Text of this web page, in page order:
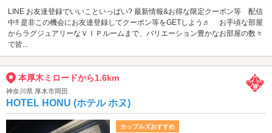
LINE お友達登録でいいこといっぱい? 最新情報&お得な限定クーポン等 配信
中‼︎ 是非この機会にお友達登録してクーポン等をGETしよう♬ お手頃な部屋
からラグジュアリーなＶＩＰルームまで、バリエーション豊かなお部屋の数々
で皆...
本厚木ミロードから1.6km
神奈川県 厚木市岡田
HOTEL HONU (ホテル ホヌ)
カップルズおすすめ